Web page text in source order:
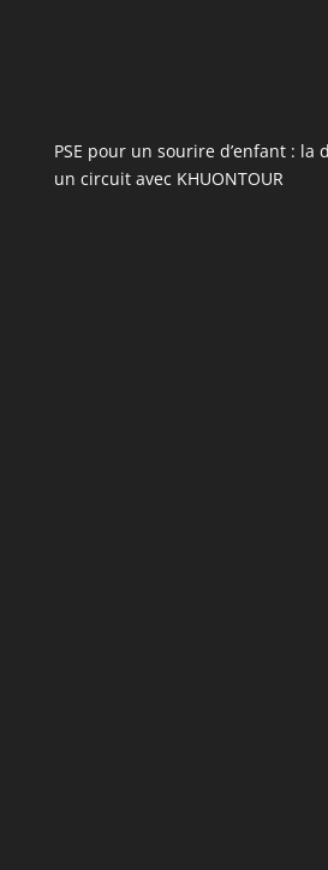
PSE pour un sourire d’enfant :
un circuit avec KHUONTOUR